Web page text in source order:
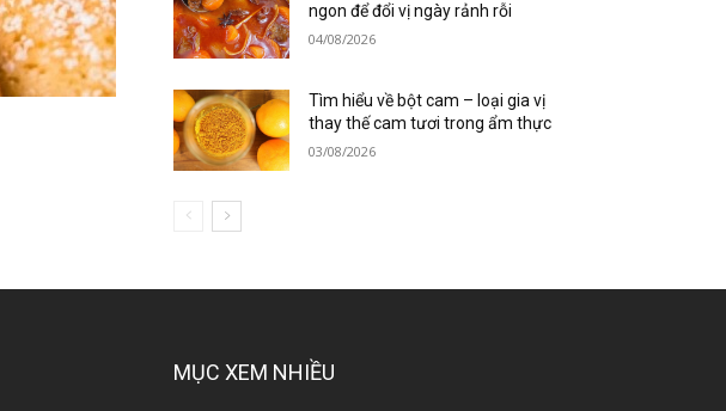
ngon để đổi vị ngày rảnh rỗi
04/08/2026
Tìm hiểu về bột cam – loại gia vị
thay thế cam tươi trong ẩm thực
03/08/2026
MỤC XEM NHIỀU